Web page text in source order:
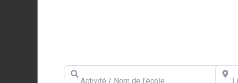
Activité / Nom de l'école
Lieu